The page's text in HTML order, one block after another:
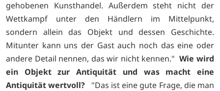
gehobenen Kunsthandel. Außerdem steht nicht der
Wettkampf unter den Händlern im Mittelpunkt,
sondern allein das Objekt und dessen Geschichte.
Mitunter kann uns der Gast auch noch das eine oder
andere Detail nennen, das wir nicht kennen."Wie wird
ein Objekt zur Antiquität und was macht eine
Antiquität wertvoll? "Das ist eine gute Frage, die man